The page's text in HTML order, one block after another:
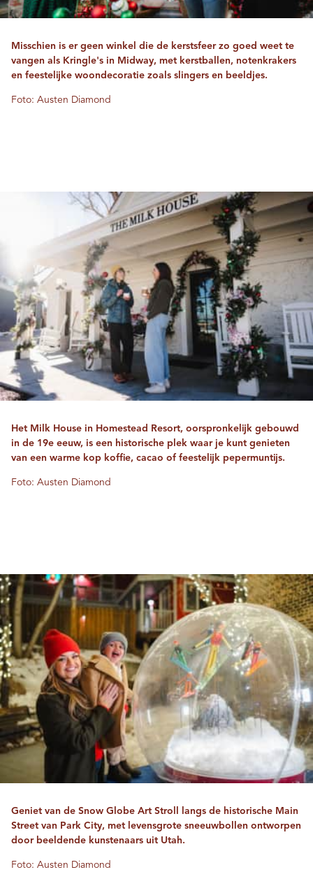
Misschien is er geen winkel die de kerstsfeer zo goed weet te
vangen als Kringle's in Midway, met kerstballen, notenkrakers
en feestelijke woondecoratie zoals slingers en beeldjes.
Foto: Austen Diamond
Het Milk House in Homestead Resort, oorspronkelijk gebouwd
in de 19e eeuw, is een historische plek waar je kunt genieten
van een warme kop koffie, cacao of feestelijk pepermuntijs.
Foto: Austen Diamond
Geniet van de Snow Globe Art Stroll langs de historische Main
Street van Park City, met levensgrote sneeuwbollen ontworpen
door beeldende kunstenaars uit Utah.
Foto: Austen Diamond